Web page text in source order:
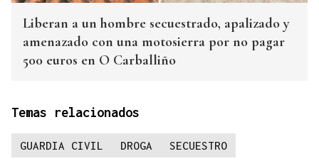
Liberan a un hombre secuestrado, apalizado y
amenazado con una motosierra por no pagar
500 euros en O Carballiño
Temas relacionados
GUARDIA CIVIL DROGA SECUESTRO